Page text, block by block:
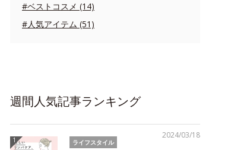
#ベストコスメ (14)
#人気アイテム (51)
週間人気記事ランキング
2024/03/18
ライフスタイル